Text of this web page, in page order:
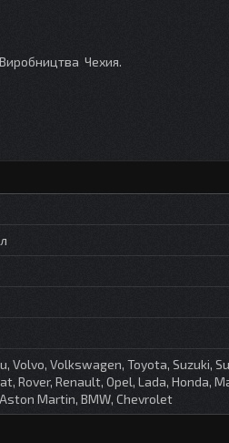
Чехия.
Volvo, Volkswagen, Toyota, Suzuki,
Rover, Renault, Opel, Lada, Honda,
Martin, BMW, Chevrolet